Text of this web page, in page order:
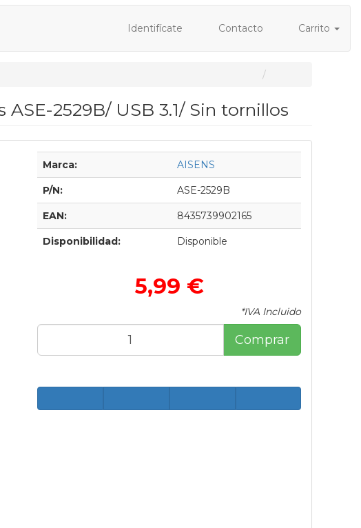
Identifícate Contacto Carrito
2529B/ USB 3.1/ Sin tornillos
Marca: AISENS
P/N: ASE-2529B
EAN: 8435739902165
Disponibilidad: Disponible
5,99 €
*IVA Incluido
Comprar